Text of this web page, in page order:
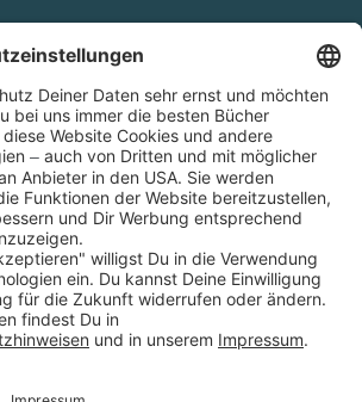
(Affiliate)
ab 9,00 € Bestellwert innerhalb
innerhalb Deutschlands